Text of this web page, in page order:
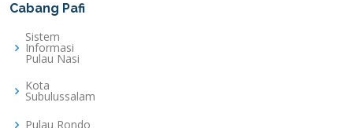
Cabang Pafi
Sistem
Informasi
Pulau Nasi
Kota
Subulussalam
Pulau Rondo